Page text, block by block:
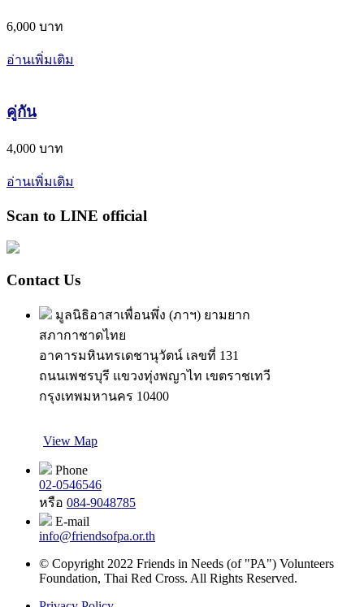
6,000 บาท
อ่านเพิ่มเติม
คู่กัน
4,000 บาท
อ่านเพิ่มเติม
Scan to LINE official
Contact Us
มูลนิธิอาสาเพื่อนพึ่ง (ภาฯ) ยามยาก
สภากาชาดไทย
อาคารมหินทรเดชานุวัตน์ เลขที่ 131
ถนนเพชรบุรี แขวงทุ่งพญาไท เขตราชเทวี
กรุงเทพมหานคร 10400
View Map
Phone
02-0546546
หรือ 084-9048785
E-mail
info@friendsofpa.or.th
© Copyright 2022 Friends in Needs (of "PA") Volunteers
Foundation, Thai Red Cross. All Rights Reserved.